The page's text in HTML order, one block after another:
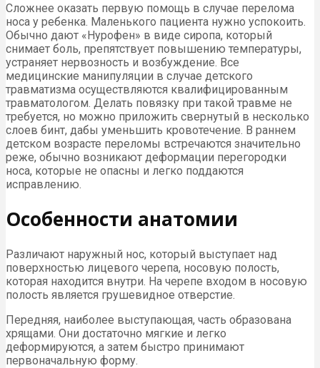
Сложнее оказать первую помощь в случае перелома
носа у ребенка. Маленького пациента нужно успокоить.
Обычно дают «Нурофен» в виде сиропа, который
снимает боль, препятствует повышению температуры,
устраняет нервозность и возбуждение. Все
медицинские манипуляции в случае детского
травматизма осуществляются квалифицированным
травматологом. Делать повязку при такой травме не
требуется, но можно приложить свернутый в несколько
слоев бинт, дабы уменьшить кровотечение. В раннем
детском возрасте переломы встречаются значительно
реже, обычно возникают деформации перегородки
носа, которые не опасны и легко поддаются
исправлению.
Особенности анатомии
Различают наружный нос, который выступает над
поверхностью лицевого черепа, носовую полость,
которая находится внутри. На черепе входом в носовую
полость является грушевидное отверстие.
Передняя, наиболее выступающая, часть образована
хрящами. Они достаточно мягкие и легко
деформируются, а затем быстро принимают
первоначальную форму.